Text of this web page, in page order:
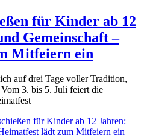
für Kinder ab 12
Gemeinschaft –
Mitfeiern ein
auf drei Tage voller Tradition,
3. bis 5. Juli feiert die
für Kinder ab 12 Jahren:
lädt zum Mitfeiern ein